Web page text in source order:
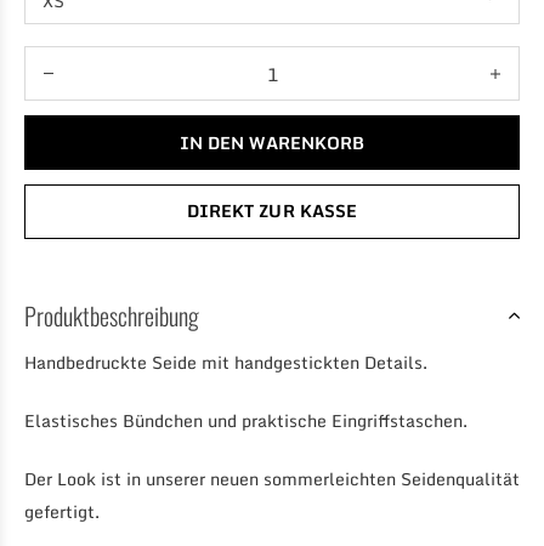
IN DEN WARENKORB
DIREKT ZUR KASSE
Produktbeschreibung
Handbedruckte Seide mit handgestickten Details.
Elastisches Bündchen und praktische Eingriffstaschen.
Der Look ist in unserer neuen sommerleichten Seidenqualität
gefertigt.